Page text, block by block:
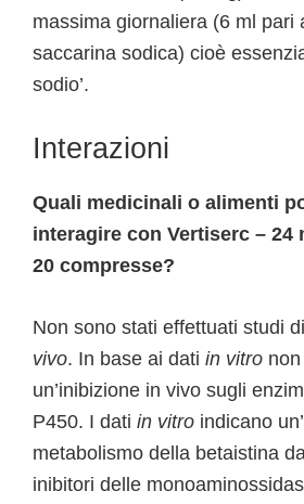
massima giornaliera (6 ml pari
saccarina sodica) cioè
sodio’.
Interazioni
Quali medicinali o alimenti
interagire con Vertiserc – 24
20 compresse?
Non sono stati effettuati studi
vivo. In base ai dati in vitro
un’inibizione in vivo sugli
P450. I dati in vitro indicano
metabolismo della betaistina
inibitori delle